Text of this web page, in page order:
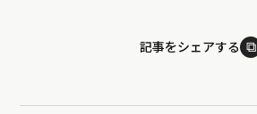
記事をシェアする ⧉